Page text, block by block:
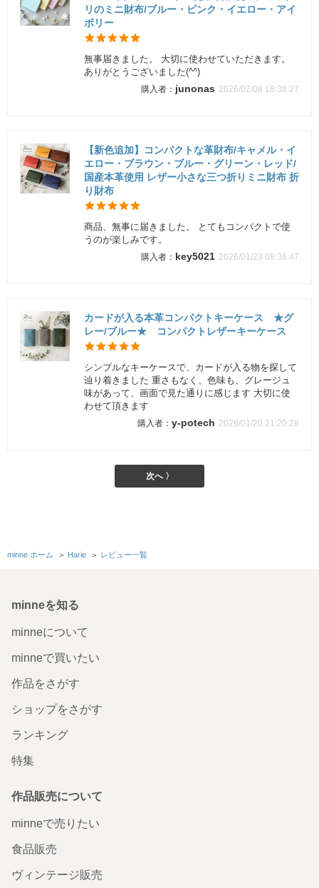
リのミニ財布/ブルー・ピンク・イエロー・アイ
ボリー
無事届きました。 大切に使わせていただきます。
ありがとうございました(^^)
junonas 2026/02/08 18:38:27
【新色追加】コンパクトな革財布/キャメル・イ
エロー・ブラウン・ブルー・グリーン・レッド/
国産本革使用 レザー小さな三つ折りミニ財布 折
り財布
商品、無事に届きました。 とてもコンパクトで使
うのが楽しみです。
key5021 2026/01/23 08:36:47
カードが入る本革コンパクトキーケース ★グ
レー/ブルー★ コンパクトレザーキーケース
シンプルなキーケースで、カードが入る物を探して
辿り着きました 重さもなく、色味も、グレージュ
味があって、画面で見た通りに感じます 大切に使
わせて頂きます
y-potech 2026/01/20 21:20:28
次へ 〉
minne ホーム ＞ Harie ＞ レビュー一覧
minneを知る
minneについて
minneで買いたい
作品をさがす
ショップをさがす
ランキング
特集
作品販売について
minneで売りたい
食品販売
ヴィンテージ販売